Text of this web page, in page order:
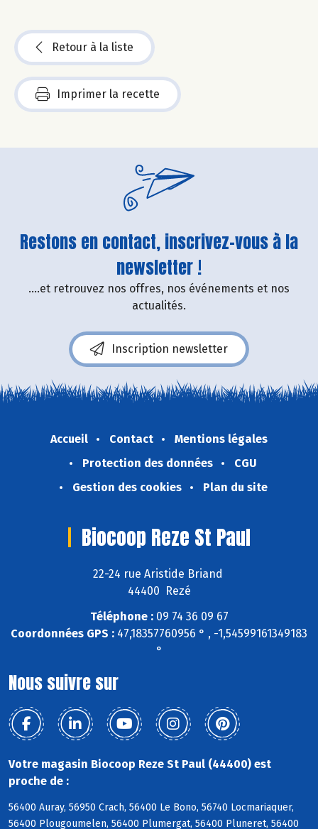
Retour à la liste
Imprimer la recette
Restons en contact, inscrivez-vous à la
newsletter !
....et retrouvez nos offres, nos événements et nos
actualités.
Inscription newsletter
Accueil Contact
Mentions légales
Protection des données
CGU
Gestion des cookies
Plan du site
Biocoop Reze St Paul
22-24 rue Aristide Briand
44400 Rezé
Téléphone :09 74 36 09 67
Coordonnées GPS : 47,18357760956 ° , -1,54599161349183
°
Nous suivre sur
Votre magasin Biocoop Reze St Paul (44400) est
proche de :
56400 Auray, 56950 Crach, 56400 Le Bono, 56740 Locmariaquer,
56400 Plougoumelen, 56400 Plumergat, 56400 Pluneret, 56400